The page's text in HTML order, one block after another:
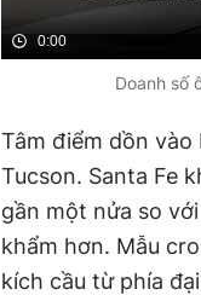
0:00
Doanh số
Tâm điểm dồn vào
Tucson. Santa Fe
gần một nửa so
khẩm hơn. Mẫu
kích cầu từ phía